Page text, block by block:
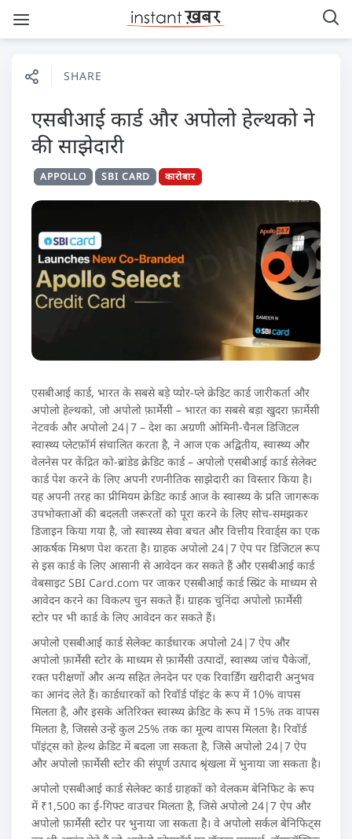
SHARE
एसबीआई कार्ड और अपोलो हेल्थको ने
की साझेदारी
APPOLLO SBI CARD कारोबार
एसबीआई कार्ड, भारत के सबसे बड़े प्योर-प्ले क्रेडिट कार्ड जारीकर्ता और
अपोलो हेल्थको, जो अपोलो फ़ार्मेसी – भारत का सबसे बड़ा खुदरा फ़ार्मेसी
नेटवर्क और अपोलो 24|7 – देश का अग्रणी ओमिनी-चैनल डिजिटल
स्वास्थ्य प्लेटफ़ॉर्म संचालित करता है, ने आज एक अद्वितीय, स्वास्थ्य और
वेलनेस पर केंद्रित को-ब्रांडेड क्रेडिट कार्ड – अपोलो एसबीआई कार्ड सेलेक्ट
कार्ड पेश करने के लिए अपनी रणनीतिक साझेदारी का विस्तार किया है।
यह अपनी तरह का प्रीमियम क्रेडिट कार्ड आज के स्वास्थ्य के प्रति जागरूक
उपभोक्ताओं की बदलती जरूरतों को पूरा करने के लिए सोच-समझकर
डिजाइन किया गया है, जो स्वास्थ्य सेवा बचत और वित्तीय रिवार्ड्स का एक
आकर्षक मिश्रण पेश करता है। ग्राहक अपोलो 24|7 ऐप पर डिजिटल रूप
से इस कार्ड के लिए आसानी से आवेदन कर सकते हैं और एसबीआई कार्ड
वेबसाइट SBI Card.com पर जाकर एसबीआई कार्ड स्प्रिंट के माध्यम से
आवेदन करने का विकल्प चुन सकते हैं। ग्राहक चुनिंदा अपोलो फ़ार्मेसी
स्टोर पर भी कार्ड के लिए आवेदन कर सकते हैं।
अपोलो एसबीआई कार्ड सेलेक्ट कार्डधारक अपोलो 24|7 ऐप और
अपोलो फ़ार्मेसी स्टोर के माध्यम से फ़ार्मेसी उत्पादों, स्वास्थ्य जांच पैकेजों,
रक्त परीक्षणों और अन्य सहित लेनदेन पर एक रिवार्डिंग खरीदारी अनुभव
का आनंद लेते हैं। कार्डधारकों को रिवॉर्ड पॉइंट के रूप में 10% वापस
मिलता है, और इसके अतिरिक्त स्वास्थ्य क्रेडिट के रूप में 15% तक वापस
मिलता है, जिससे उन्हें कुल 25% तक का मूल्य वापस मिलता है। रिवॉर्ड
पॉइंट्स को हेल्थ क्रेडिट में बदला जा सकता है, जिसे अपोलो 24|7 ऐप
और अपोलो फ़ार्मेसी स्टोर की संपूर्ण उत्पाद श्रृंखला में भुनाया जा सकता है।
अपोलो एसबीआई कार्ड सेलेक्ट कार्ड ग्राहकों को वेलकम बेनिफिट के रूप
में ₹1,500 का ई-गिफ्ट वाउचर मिलता है, जिसे अपोलो 24|7 ऐप और
अपोलो फ़ार्मेसी स्टोर पर भुनाया जा सकता है। वे अपोलो सर्कल बेनिफिट्स